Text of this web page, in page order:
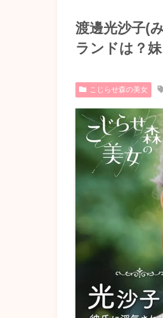
渡邊光沙子(
ランドは？
こじらせ森の美女